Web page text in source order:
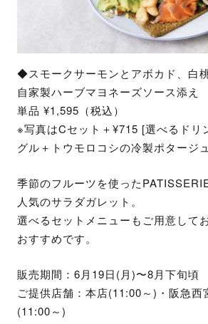
◆スモークサーモンとアボカド、白
自家製ハーブマヨネーズソース添え
単品 ¥1,595（税込）
※写真はCセット＋¥715 [選べるドリ
グル＋トウモロコシの冷製ポタージ
季節のフルーツを使った
人気のサラダガレット。
選べるセットメニューもご用意して
おすすめです。
販売期間：6月19日(月)〜8月下旬頃
ご提供店舗：本店(11:00～)・阪急西
(11:00～)